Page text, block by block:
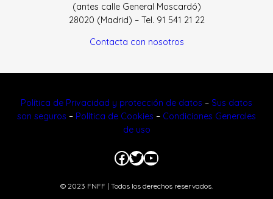
(antes calle General Moscardó)
28020 (Madrid) – Tel. 91 541 21 22
Contacta con nosotros
Política de Privacidad y protección de datos – Sus datos
son seguros – Política de Cookies – Condiciones Generales
de uso
Facebook
Twitter
YouTube
© 2023 FNFF | Todos los derechos reservados.